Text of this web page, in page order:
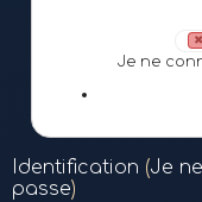
Je ne
Identification (Je
passe)